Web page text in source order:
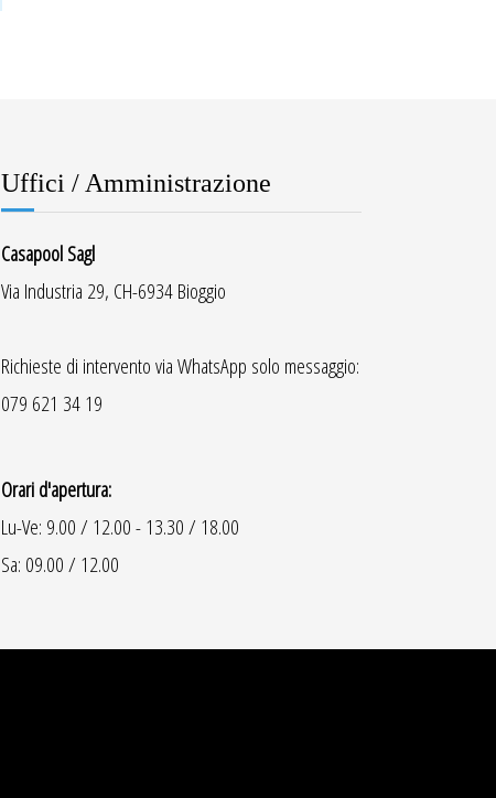
Uffici / Amministrazione
Casapool Sagl
Via Industria 29, CH-6934 Bioggio
Richieste di intervento via WhatsApp solo messaggio:
079 621 34 19
Orari d'apertura:
Lu-Ve: 9.00 / 12.00 - 13.30 / 18.00
Sa: 09.00 / 12.00